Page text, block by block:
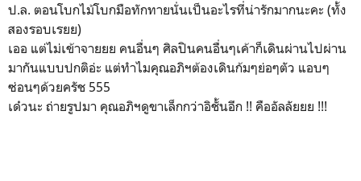
ป.ล. ตอนโบกไม้โบกมือทักทายนั่นเป็นอะไรที่น่ารักมากนะคะ (ทั้ง
สองรอบเรยย)
เออ แต่ไม่เข้าจายยย คนอื่นๆ ศิลปินคนอื่นๆเค้าก็เดินผ่านไปผ่าน
มากันแบบปกติอ่ะ แต่ทำไมคุณอภิฯต้องเดินก้มๆย่อๆตัว แอบๆ
ซ่อนๆด้วยครัช 555
เด๋วนะ ถ่ายรูปมา คุณอภิฯดูขาเล็กกว่าอิชั้นอีก !! คืออัลลัยยย !!!